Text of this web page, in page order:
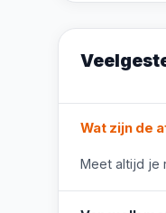
Wat zijn de
Meet altijd je